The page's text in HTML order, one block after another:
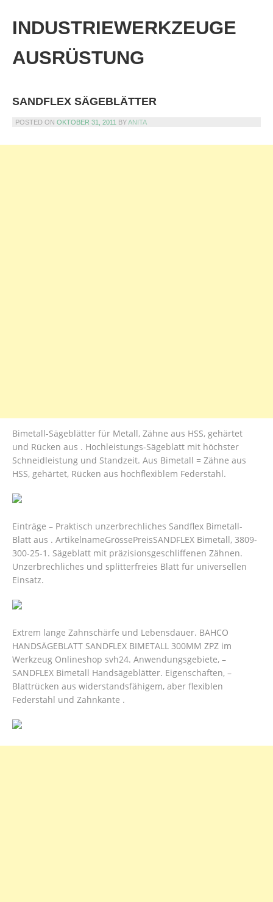
content
INDUSTRIEWERKZEUGE
AUSRÜSTUNG
SANDFLEX SÄGEBLÄTTER
POSTED ON OKTOBER 31, 2011 BYANITA
Bimetall-Sägeblätter für Metall, Zähne aus HSS, gehärtet
und Rücken aus . Hochleistungs-Sägeblatt mit höchster
Schneidleistung und Standzeit. Aus Bimetall = Zähne aus
HSS, gehärtet, Rücken aus hochflexiblem Federstahl.
Einträge – Praktisch unzerbrechliches Sandflex Bimetall-
Blatt aus . ArtikelnameGrössePreisSANDFLEX Bimetall, 3809-
300-25-1. Sägeblatt mit präzisionsgeschliffenen Zähnen.
Unzerbrechliches und splitterfreies Blatt für universellen
Einsatz.
Extrem lange Zahnschärfe und Lebensdauer. BAHCO
HANDSÄGEBLATT SANDFLEX BIMETALL 300MM ZPZ im
Werkzeug Onlineshop svh24. Anwendungsgebiete, –
SANDFLEX Bimetall Handsägeblätter. Eigenschaften, –
Blattrücken aus widerstandsfähigem, aber flexiblen
Federstahl und Zahnkante .